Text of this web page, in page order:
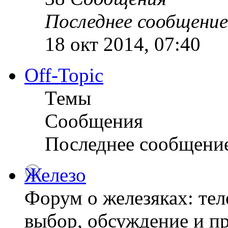
Последнее сообщение
18 окт 2014, 07:40
Off-Topic
Темы
Сообщения
Последнее
Железо
Форум о железяках:
выбор, обсуждение и